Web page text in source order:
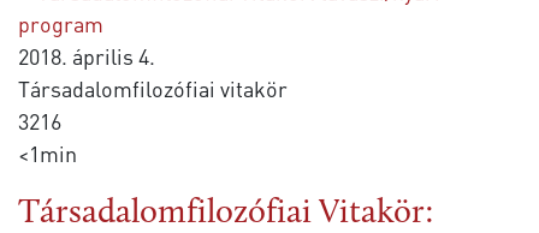
2018. április 4.
Társadalomfilozófiai vitakör
3216
<1min
Társadalomfilozófiai Vitakör: